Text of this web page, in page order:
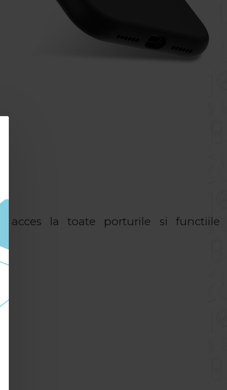
acces la toate porturile si functiile